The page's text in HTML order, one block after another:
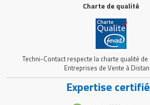
Charte de qualité
Techni-Contact respecte la charte qualité
Entreprises de Vente à
Expertise